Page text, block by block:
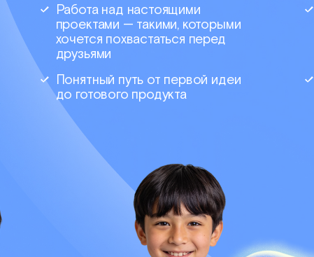
Работа над настоящими
проектами — такими, которыми
хочется похвастаться перед
друзьями
Понятный путь от первой идеи
до готового продукта